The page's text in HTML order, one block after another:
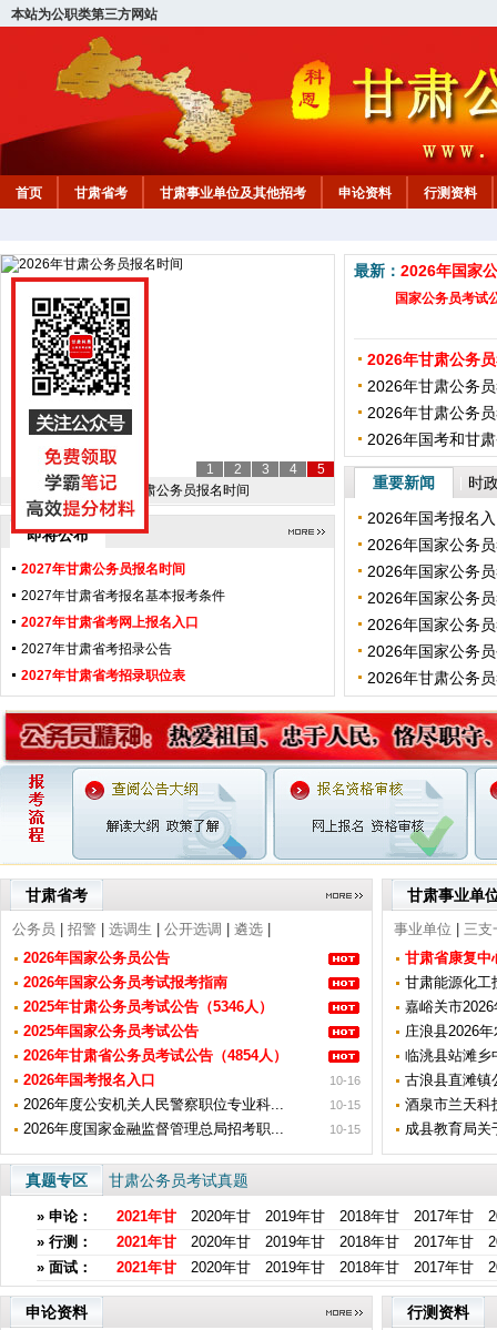
本站为公职类第三方网站
首页 甘肃省考 甘肃事业单位及其他招考 申论资料 行测资料
5
4
3
2
1
2027年甘肃省考招录职位表
即将公布
2027年甘肃公务员报名时间
2027年甘肃省考报名基本报考条件
2027年甘肃省考网上报名入口
2027年甘肃省考招录公告
2027年甘肃省考招录职位表
最新： 2026年国家
国家公务员考试
2026年甘肃公务
2026年甘肃公务
2026年甘肃公务
2026年国考和甘
重要新闻
时
2026年国考报名
2026年国家公务
2026年国家公务
2026年国家公务
2026年国家公务
2026年国家公务
2026年甘肃公务
甘肃省考
公务员 招警 选调生 公开选调 遴选
2026年国家公务员公告
2026年国家公务员考试报考指南
2025年甘肃公务员考试公告（5346人）
2025年国家公务员考试公告
2026年甘肃省公务员考试公告（4854人）
2026年国考报名入口
10-16
2026年度公安机关人民警察职位专业科... 10-15
2026年度国家金融监督管理总局招考职... 10-15
甘肃事业单
事业单位
三支
甘肃省康复中
甘肃能源化工
嘉峪关市
庄浪县2026
临洮县站滩乡
古浪县直滩镇
酒泉市兰天科
成县教育局关
真题专区 甘肃公务员考试真题
» 申论： 2021年甘 2020年甘 2019年甘 2018年甘 2017年甘
» 行测 ： 2021年甘 2020年甘 2019年甘 2018年甘 2017年甘
» 面试 ： 2021年甘 2020年甘 2019年甘 2018年甘 2017年甘
申论资料 行测资料